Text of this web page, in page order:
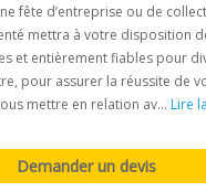
fête d’entreprise ou de
mettra à votre disposition
et entièrement fiables pour
pour assurer la réussite de
mettre en relation av... Lire